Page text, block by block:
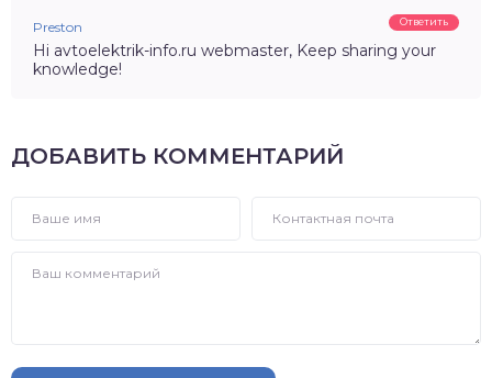
Preston Ответить
Hi avtoelektrik-info.ru webmaster, Keep sharing your
knowledge!
ДОБАВИТЬ КОММЕНТАРИЙ